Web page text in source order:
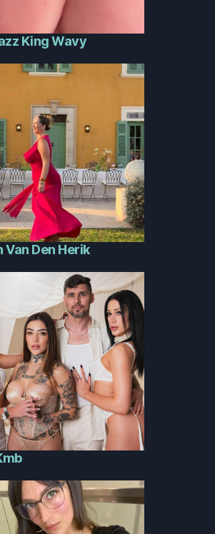
King Wavy
Van Den Herik